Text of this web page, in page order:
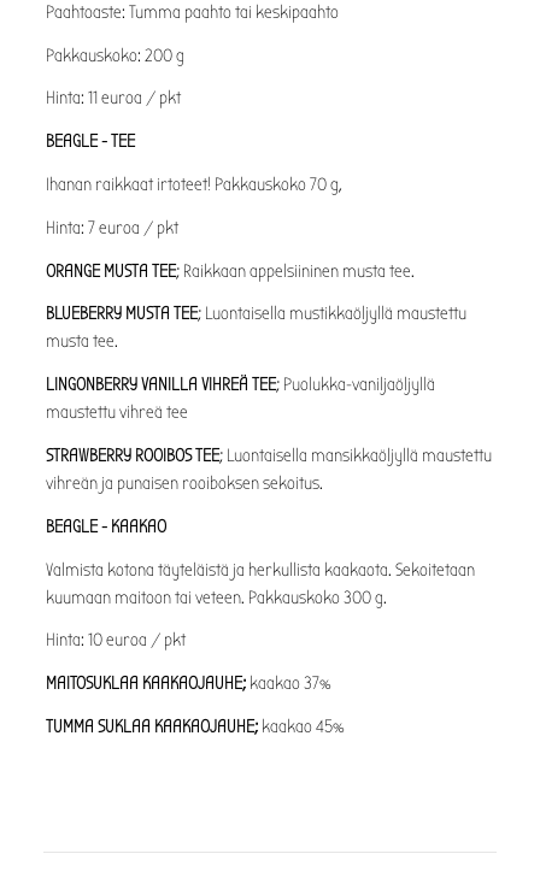
Paahtoaste: Tumma paahto tai keskipaahto
Pakkauskoko: 200 g
Hinta: 11 euroa / pkt
BEAGLE - TEE
Ihanan raikkaat irtoteet! Pakkauskoko 70 g,
Hinta: 7 euroa / pkt
ORANGE MUSTA TEE; Raikkaan appelsiininen musta tee.
BLUEBERRY MUSTA TEE; Luontaisella mustikkaöljyllä maustettu
musta tee.
LINGONBERRY VANILLA VIHREÄ TEE; Puolukka-vaniljaöljyllä
maustettu vihreä tee
STRAWBERRY ROOIBOS TEE; Luontaisella mansikkaöljyllä maustettu
vihreän ja punaisen rooiboksen sekoitus.
BEAGLE - KAAKAO
Valmista kotona täyteläistä ja herkullista kaakaota. Sekoitetaan
kuumaan maitoon tai veteen. Pakkauskoko 300 g.
Hinta: 10 euroa / pkt
MAITOSUKLAA KAAKAOJAUHE; kaakao 37%
TUMMA SUKLAA KAAKAOJAUHE; kaakao 45%